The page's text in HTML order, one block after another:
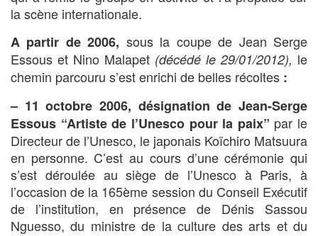
la scène internationale.
A partir de 2006, sous la coupe de Jean Serge
Essous et Nino Malapet (décédé le 29/01/2012), le
chemin parcouru s’est enrichi de belles récoltes :
– 11 octobre 2006, désignation de Jean-Serge
Essous “Artiste de l’Unesco pour la paix” par le
Directeur de l’Unesco, le japonais Koïchiro Matsuura
en personne. C’est au cours d’une cérémonie qui
s’est déroulée au siège de l’Unesco à Paris, à
l’occasion de la 165ème session du Conseil Exécutif
de l’institution, en présence de Dénis Sassou
Nguesso, du ministre de la culture des arts et du